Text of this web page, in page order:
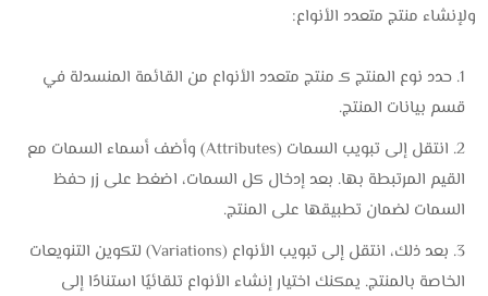
ولإنشاء منتج متعدد الأنواع:
حدد نوع المنتج كـ منتج متعدد الأنواع من القائمة المنسدلة في
قسم بيانات المنتج.
انتقل إلى تبويب السمات (Attributes) وأضف أسماء السمات مع
القيم المرتبطة بها. بعد إدخال كل السمات، اضغط على زر حفظ
السمات لضمان تطبيقها على المنتج.
بعد ذلك، انتقل إلى تبويب الأنواع (Variations) لتكوين التنويعات
الخاصة بالمنتج. يمكنك اختيار إنشاء الأنواع تلقائيًا استنادًا إلى